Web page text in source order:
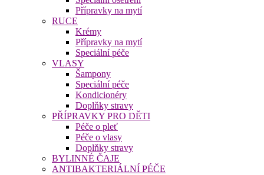
Přípravky na mytí
RUCE
Krémy
Přípravky na mytí
Speciální péče
VLASY
Šampony
Speciální péče
Kondicionéry
Doplňky stravy
PŘÍPRAVKY PRO DĚTI
Péče o pleť
Péče o vlasy
Doplňky stravy
BYLINNÉ ČAJE
ANTIBAKTERIÁLNÍ PÉČE